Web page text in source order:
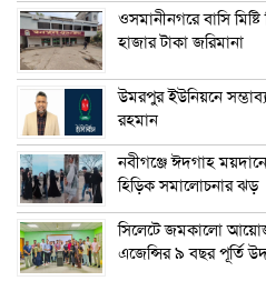
ওসমানীনগরে বাসি
হাজার টাকা জরিমানা
উমরপুর ইউনিয়নে সম্ভাব্য
রহমান
নবীগঞ্জে ঈদগাহ
হিড়িক সমালোচনার ঝড়
সিলেটে জমকালো
এজেন্সির ৯ বছর পূর্তি